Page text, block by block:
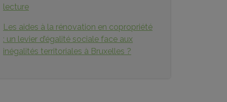
lecture
Les aides à la rénovation en copropriété
: un levier d’égalité sociale face aux
inégalités territoriales à Bruxelles ?